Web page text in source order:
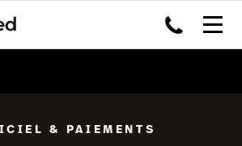
& PAIEMENTS